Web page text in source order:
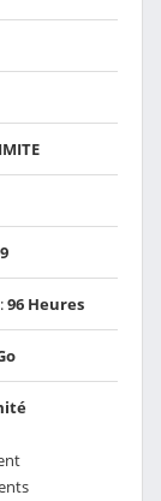
96 Heures